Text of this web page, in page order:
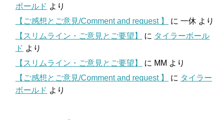
ボールド より
【ご感想とご意見/Comment and request 】
に 一休 より
【スリムライン・ご意見とご要望】
に タイラーボール
ド より
【スリムライン・ご意見とご要望】
に MM より
【ご感想とご意見/Comment and request 】
に タイラー
ボールド より